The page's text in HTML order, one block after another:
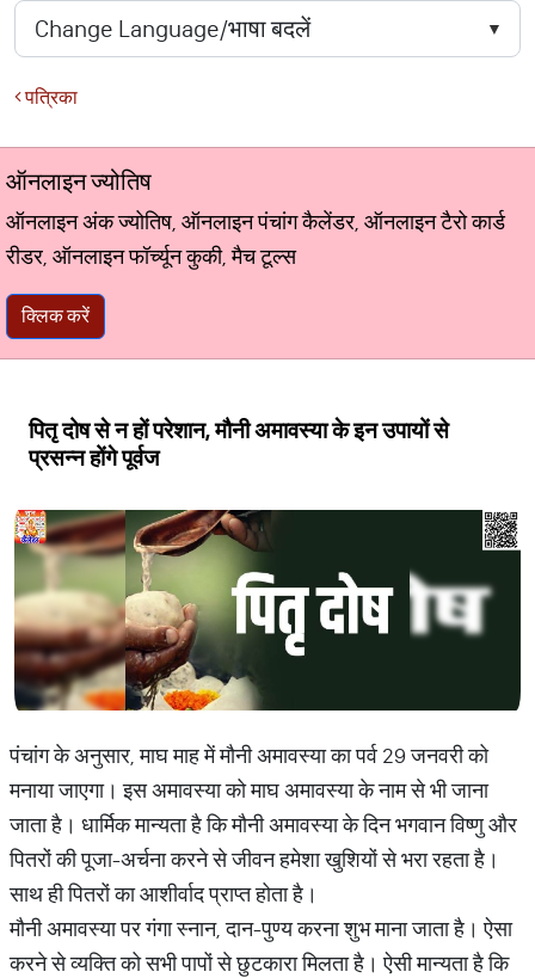
पत्रिका
ऑनलाइन ज्योतिष
ऑनलाइन अंक ज्योतिष, ऑनलाइन पंचांग कैलेंडर, ऑनलाइन टैरो कार्ड
रीडर, ऑनलाइन फॉर्च्यून कुकी, मैच टूल्स
क्लिक करें
पितृ दोष से न हों परेशान, मौनी अमावस्या के इन उपायों से
प्रसन्न होंगे पूर्वज
पंचांग के अनुसार, माघ माह में मौनी अमावस्या का पर्व 29 जनवरी को
मनाया जाएगा। इस अमावस्या को माघ अमावस्या के नाम से भी जाना
जाता है। धार्मिक मान्यता है कि मौनी अमावस्या के दिन भगवान विष्णु और
पितरों की पूजा-अर्चना करने से जीवन हमेशा खुशियों से भरा रहता है।
साथ ही पितरों का आशीर्वाद प्राप्त होता है।
मौनी अमावस्या पर गंगा स्नान, दान-पुण्य करना शुभ माना जाता है। ऐसा
करने से व्यक्ति को सभी पापों से छुटकारा मिलता है। ऐसी मान्यता है कि